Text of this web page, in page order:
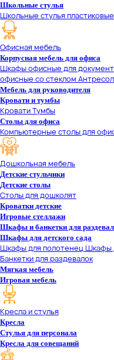
Школьные стулья
Школьные стулья пластиковые
Офисная мебель
Корпусная мебель для офиса
Шкафы офисные для
офисные со стеклом
Мебель для руководителя
Кровати и тумбы
КроватиТумбы
Столы для офиса
Компьютерные столы для
Дошкольная мебель
Детские стульчики
Детские столы
Столы для дошколят
Кроватки детские
Игровые стеллажи
Шкафы и банкетки для
Шкафы для детского сада
Шкафы для полотенецШкафы
Банкетки для раздевалок
Мягкая мебель
Игровая мебель
Кресла и стулья
Кресла
Стулья для персонала
Кресла для совещаний